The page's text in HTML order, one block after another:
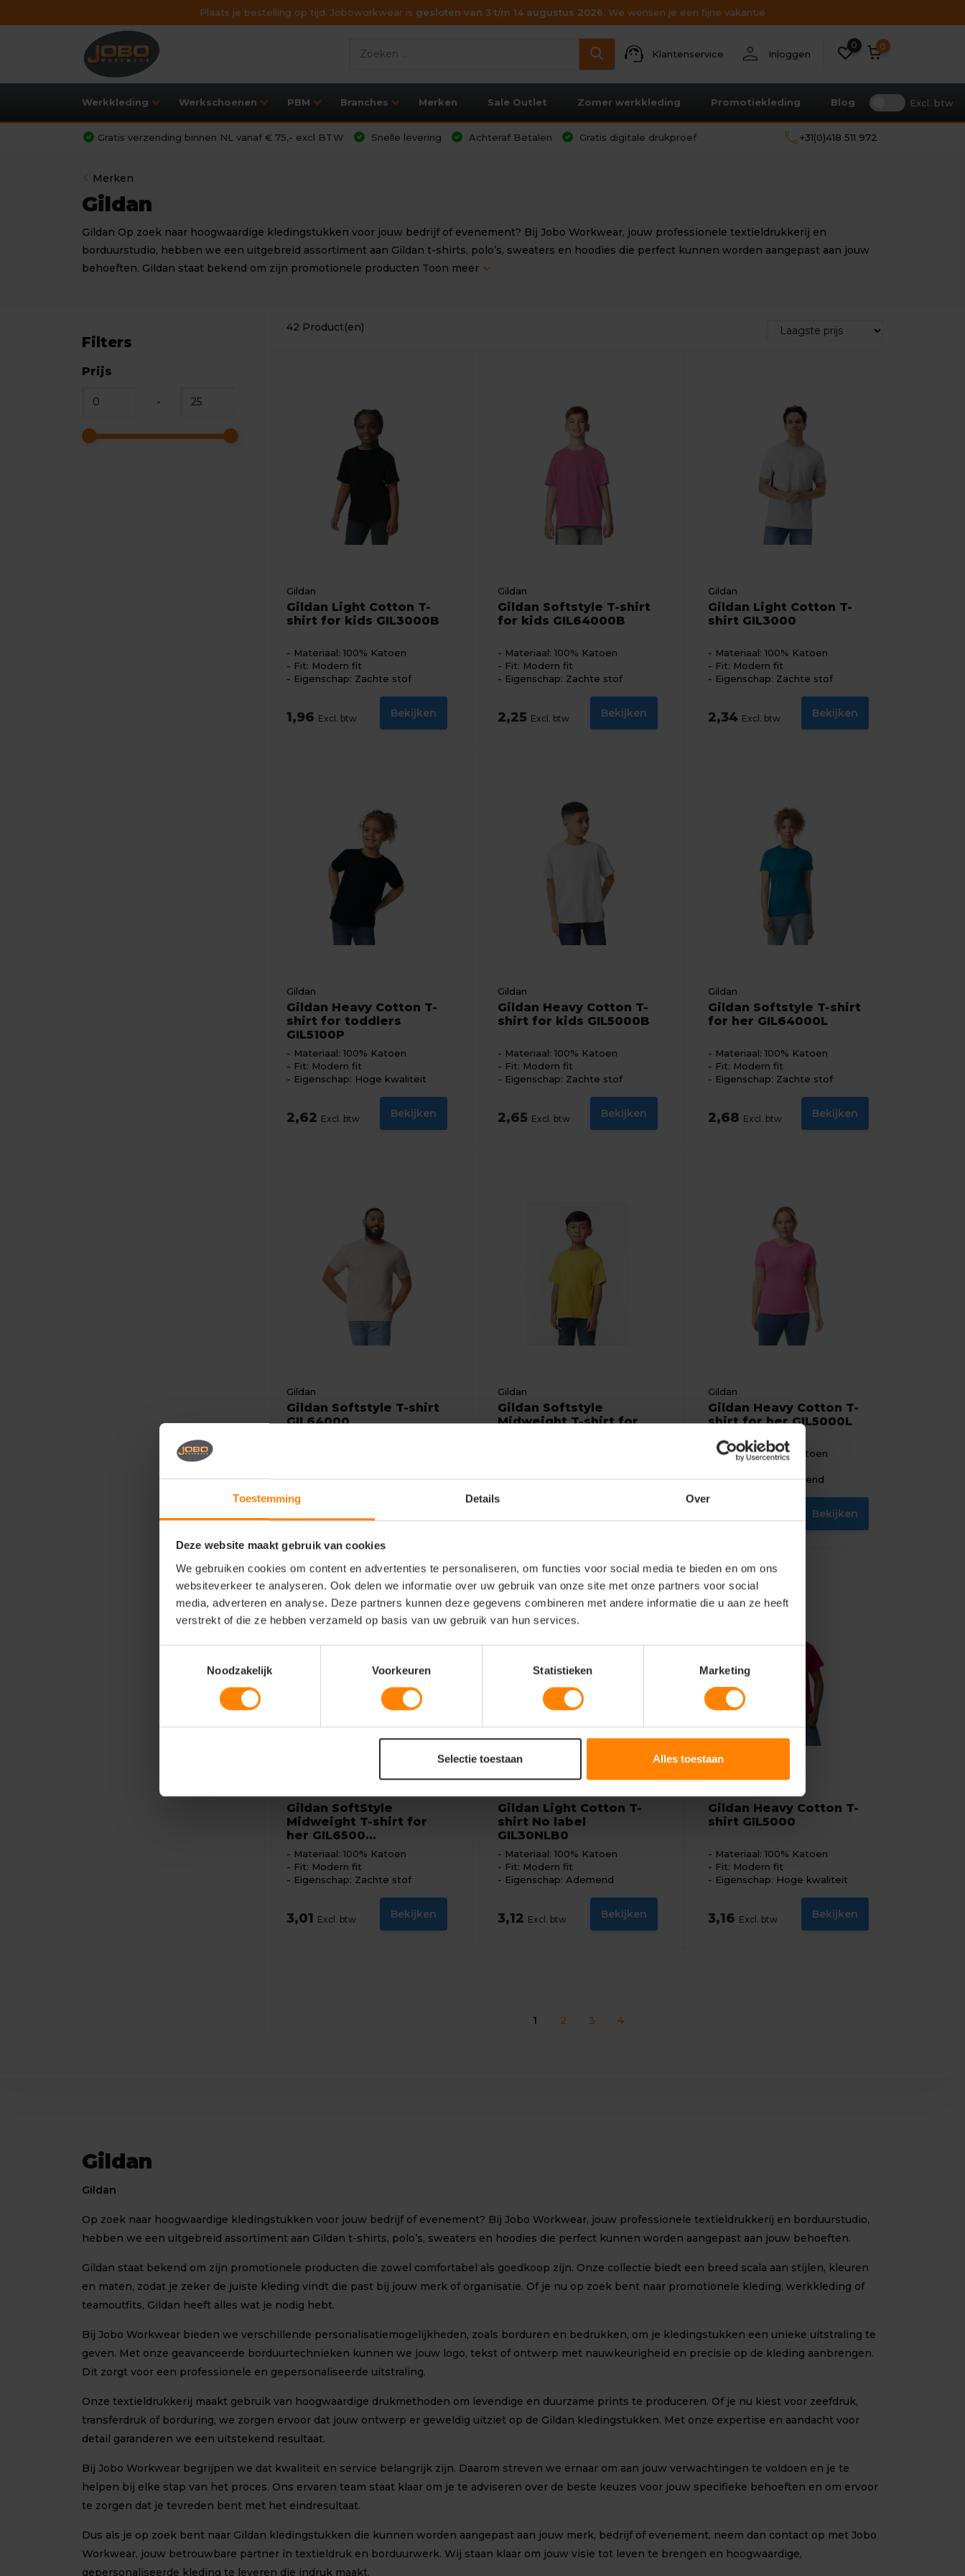
Toestemming Details Over
Deze website maakt gebruik van cookies
We gebruiken cookies om content en advertenties te personaliseren, om functies voor social media te bieden en om ons
websiteverkeer te analyseren. Ook delen we informatie over uw gebruik van onze site met onze partners voor social
media, adverteren en analyse. Deze partners kunnen deze gegevens combineren met andere informatie die u aan ze heeft
verstrekt of die ze hebben verzameld op basis van uw gebruik van hun services.
Noodzakelijk
Voorkeuren Statistieken Marketing
Selectie toestaan Alles toestaan
Plaats je bestelling op tijd. Joboworkwear is gesloten van 3 t/m 14 augustus 2026. We wensen je een fijne vakantie
support_agent Klantenservice person Inloggen
0 0
Werkkleding Werkschoenen PBM Branches Merken Sale Outlet Zomer werkkleding Promotiekleding Blog Excl. btw
Gratis verzending binnen NL vanaf € 75,- excl BTW Snelle levering Achteraf Betalen Gratis digitale drukproef call +31(0)418 511 972
Merken
Gildan
Gildan Op zoek naar hoogwaardige kledingstukken voor jouw bedrijf of evenement? Bij Jobo Workwear, jouw professionele textieldrukkerij en
borduurstudio, hebben we een uitgebreid assortiment aan Gildan t-shirts, polo’s, sweaters en hoodies die perfect kunnen worden aangepast aan jouw
behoeften. Gildan staat bekend om zijn promotionele producten Toon meer
Filters
Prijs
-
Bekijk alle resultaten
42 Product(en)
Gildan
Gildan Light Cotton T-
shirt for kids GIL3000B
Materiaal: 100% Katoen
Fit: Modern fit
Eigenschap: Zachte stof
1,96 Excl. btw Bekijken
Gildan
Gildan Softstyle T-shirt
for kids GIL64000B
Materiaal: 100% Katoen
Fit: Modern fit
Eigenschap: Zachte stof
2,25 Excl. btw Bekijken
Gildan
Gildan Light Cotton T-
shirt GIL3000
Materiaal: 100% Katoen
Fit: Modern fit
Eigenschap: Zachte stof
2,34 Excl. btw Bekijken
Gildan
Gildan Heavy Cotton T-
shirt for toddlers
GIL5100P
Materiaal: 100% Katoen
Fit: Modern fit
Eigenschap: Hoge kwaliteit
2,62 Excl. btw Bekijken
Gildan
Gildan Heavy Cotton T-
shirt for kids GIL5000B
Materiaal: 100% Katoen
Fit: Modern fit
Eigenschap: Zachte stof
2,65 Excl. btw Bekijken
Gildan
Gildan Softstyle T-shirt
for her GIL64000L
Materiaal: 100% Katoen
Fit: Modern fit
Eigenschap: Zachte stof
2,68 Excl. btw Bekijken
Gildan
Gildan Softstyle T-shirt
GIL64000
Eigenschap: Zachte stof
2,68Excl. btw
Gildan
Gildan Softstyle
Midweight T-shirt for
Eigenschap: Zachte stof
2,74Excl. btw
Gildan
Gildan Heavy Cotton T-
shirt for her GIL5000L
Materiaal: 100% Katoen
Eigenschap: Ademend
2,91Excl. btw Bekijken
Gildan SoftStyle
Midweight T-shirt for
her GIL6500...
Materiaal: 100% Katoen
Fit: Modern fit
Eigenschap: Zachte stof
3,01 Excl. btw Bekijken
Gildan Light Cotton T-
shirt No label
GIL30NLB0
Materiaal: 100% Katoen
Fit: Modern fit
Eigenschap: Ademend
3,12 Excl. btw Bekijken
Gildan Heavy Cotton T-
shirt GIL5000
Materiaal: 100% Katoen
Fit: Modern fit
Eigenschap: Hoge kwaliteit
3,16 Excl. btw Bekijken
1 2 3 4
Gildan
Gildan
Op zoek naar hoogwaardige kledingstukken voor jouw bedrijf of evenement? Bij Jobo Workwear, jouw professionele textieldrukkerij en borduurstudio,
hebben we een uitgebreid assortiment aan Gildan t-shirts, polo’s, sweaters en hoodies die perfect kunnen worden aangepast aan jouw behoeften.
Gildan staat bekend om zijn promotionele producten die zowel comfortabel als goedkoop zijn. Onze collectie biedt een breed scala aan stijlen, kleuren
en maten, zodat je zeker de juiste kleding vindt die past bij jouw merk of organisatie. Of je nu op zoek bent naar promotionele kleding, werkkleding of
teamoutfits, Gildan heeft alles wat je nodig hebt.
Bij Jobo Workwear bieden we verschillende personalisatiemogelijkheden, zoals borduren en bedrukken, om je kledingstukken een unieke uitstraling te
geven. Met onze geavanceerde borduurtechnieken kunnen we jouw logo, tekst of ontwerp met nauwkeurigheid en precisie op de kleding aanbrengen.
Dit zorgt voor een professionele en gepersonaliseerde uitstraling.
Onze textieldrukkerij maakt gebruik van hoogwaardige drukmethoden om levendige en duurzame prints te produceren. Of je nu kiest voor zeefdruk,
transferdruk of borduring, we zorgen ervoor dat jouw ontwerp er geweldig uitziet op de Gildan kledingstukken. Met onze expertise en aandacht voor
detail garanderen we een uitstekend resultaat.
Bij Jobo Workwear begrijpen we dat kwaliteit en service belangrijk zijn. Daarom streven we ernaar om aan jouw verwachtingen te voldoen en je te
helpen bij elke stap van het proces. Ons ervaren team staat klaar om je te adviseren over de beste keuzes voor jouw specifieke behoeften en om ervoor
te zorgen dat je tevreden bent met het eindresultaat.
Dus als je op zoek bent naar Gildan kledingstukken die kunnen worden aangepast aan jouw merk, bedrijf of evenement, neem dan contact op met Jobo
Workwear, jouw betrouwbare partner in textieldruk en borduurwerk. Wij staan klaar om jouw visie tot leven te brengen en hoogwaardige,
gepersonaliseerde kleding te leveren die indruk maakt.